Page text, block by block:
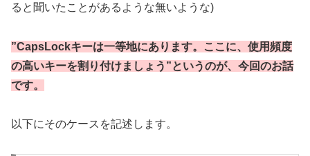
ると聞いたことがあるような無いような)
”CapsLockキーは一等地にあります。ここに、使用頻度
の高いキーを割り付けましょう”というのが、今回のお話
です。
以下にそのケースを記述します。